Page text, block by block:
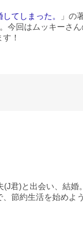
てしまった。
」の
今回はムッキーさん
！
(J君)と出会い、結婚
節約生活を始めよ